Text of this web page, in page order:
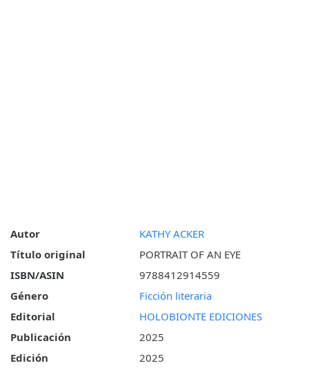
Autor
KATHY ACKER
Título original
PORTRAIT OF AN EYE
ISBN/ASIN
9788412914559
Género
Ficción literaria
Editorial
HOLOBIONTE EDICIONES
Publicación
2025
Edición
2025